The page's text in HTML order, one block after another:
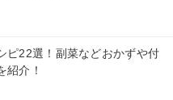
ピ22選！副菜などおかずや付
紹介！